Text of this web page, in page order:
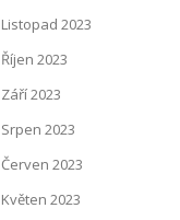
Listopad 2023
Říjen 2023
Září 2023
Srpen 2023
Červen 2023
Květen 2023